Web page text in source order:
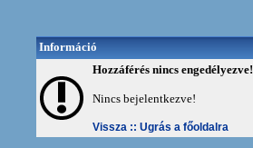
Információ
Hozzáférés nincs engedélyezve!
Nincs bejelentkezve!
Vissza :: Ugrás a főoldalra